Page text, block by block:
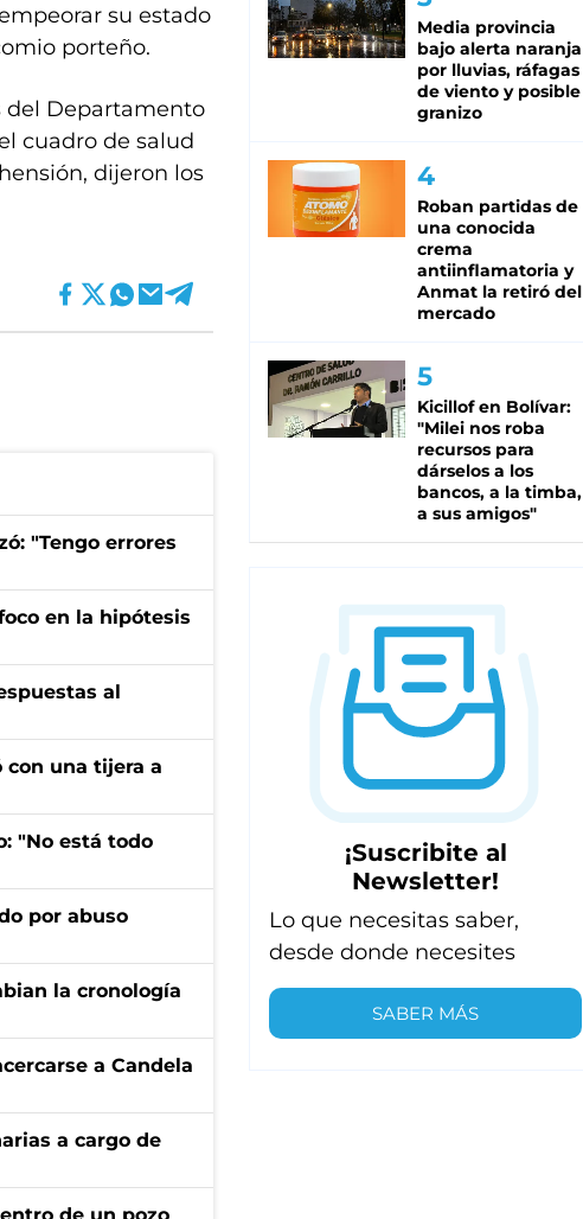
su estado
porteño.
del Departamento
cuadro de salud
dijeron los
"Tengo errores
en la hipótesis
al
una tijera a
"No está todo
por abuso
la cronología
a Candela
a cargo de
Media provincia
bajo alerta naranja
por lluvias, ráfagas
de viento y posible
granizo
Roban partidas de
una conocida
crema
antiinflamatoria y
Anmat la retiró del
mercado
Kicillof en Bolívar:
"Milei nos roba
recursos para
dárselos a los
bancos, a la timba,
a sus amigos"
¡Suscribite al
Newsletter!
Lo que necesitas saber,
desde donde necesites
SABER MÁS